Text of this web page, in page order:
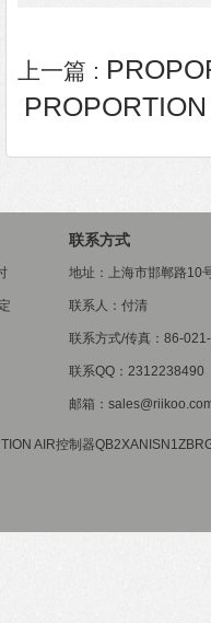
上一篇 :
联系方式
地址：上海市邯郸路10
联系人：付清
联系方式/传真：86-
联系QQ：2312238490
邮箱：
AIR控制器